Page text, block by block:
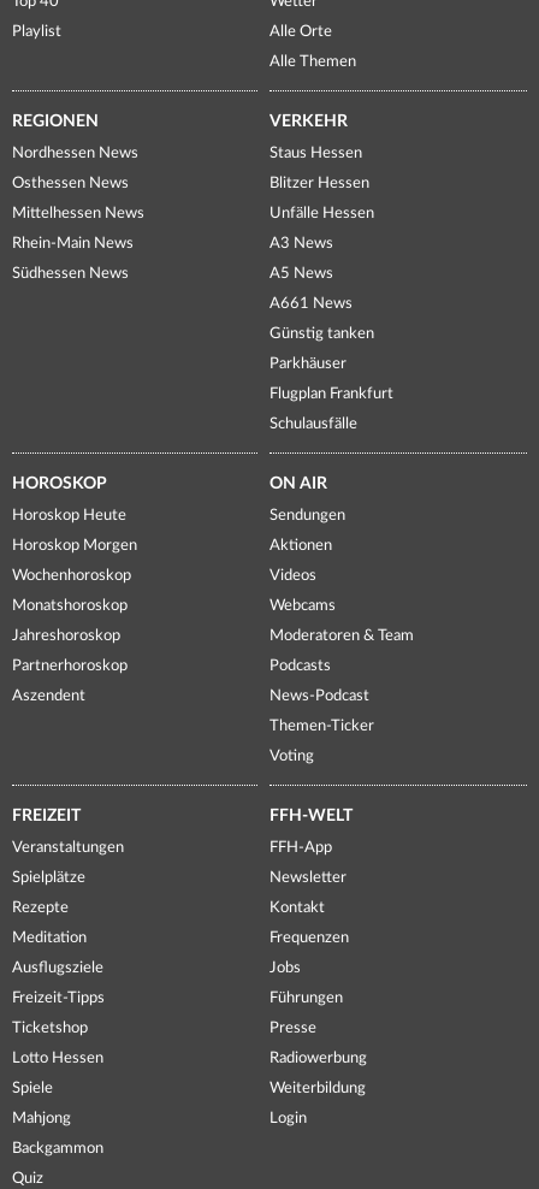
Playlist
Alle Orte
Alle Themen
REGIONEN
Nordhessen News
Osthessen News
Mittelhessen News
Rhein-Main News
Südhessen News
VERKEHR
Staus Hessen
Blitzer Hessen
Unfälle Hessen
A3 News
A5 News
A661 News
Günstig tanken
Parkhäuser
Flugplan Frankfurt
Schulausfälle
HOROSKOP
Horoskop Heute
Horoskop Morgen
Wochenhoroskop
Monatshoroskop
Jahreshoroskop
Partnerhoroskop
Aszendent
ON AIR
Sendungen
Aktionen
Videos
Webcams
Moderatoren & Team
Podcasts
News-Podcast
Themen-Ticker
Voting
FREIZEIT
Veranstaltungen
Spielplätze
Rezepte
Meditation
Ausflugsziele
Freizeit-Tipps
Ticketshop
Lotto Hessen
Spiele
Mahjong
Backgammon
Quiz
FFH-WELT
FFH-App
Newsletter
Kontakt
Frequenzen
Jobs
Führungen
Presse
Radiowerbung
Weiterbildung
Login